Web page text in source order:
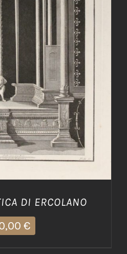
/ DETTAGLI
DI ERCOLANO
€